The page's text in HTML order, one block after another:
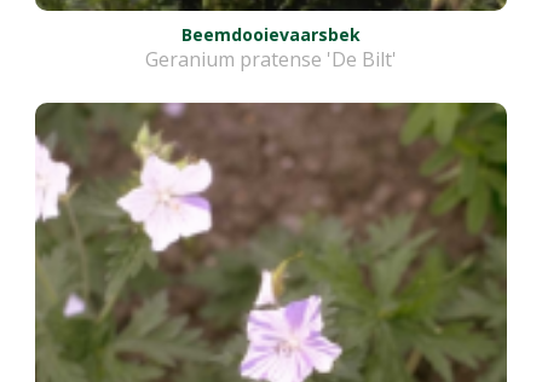
Beemdooievaarsbek
Geranium pratense 'De Bilt'